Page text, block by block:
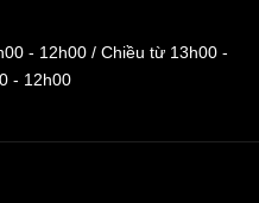
- 12h00 / Chiều từ 13h00 -
- 12h00